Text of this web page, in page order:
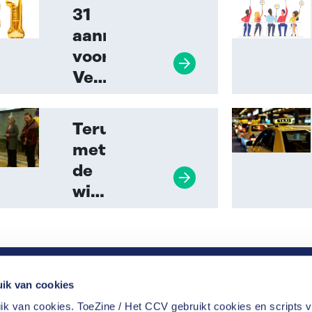
van cookies
van cookies. ToeZine / Het CCV gebruikt cookies en scripts
Toezicht
2022
bekend
31
aanmeldingen
voor
Verkiezingen
Handhaving
en
Toezicht
2020
Lees verder
Terugblikken
met
de
winnaar
van
innovatieprijs
Lees verder